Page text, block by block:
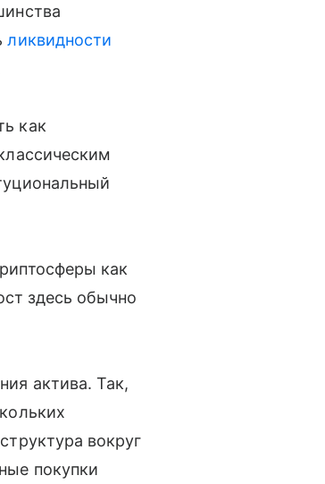
ликвидности
как
как
здесь обычно
актива. Так,
вокруг
покупки